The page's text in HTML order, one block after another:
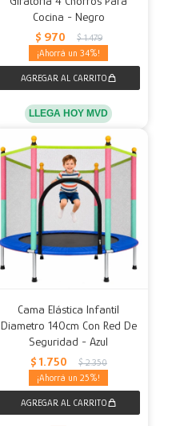
Cocina - Negro
$ 970 $ 1.479
34
LLEGA HOY MVD
Cama Elástica Infantil
Diametro 140cm Con Red De
Seguridad - Azul
$ 1.750 $ 2.350
25